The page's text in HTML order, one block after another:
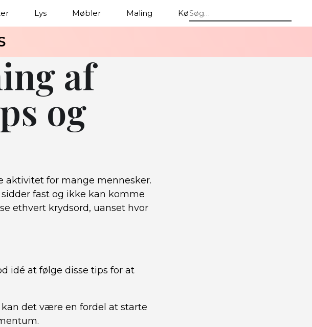
Lys Møbler Maling Køkken
af
og
aktivitet for mange mennesker.
fast og ikke kan komme
ethvert krydsord, uanset hvor
idé at følge disse tips for at
det være en fordel at starte